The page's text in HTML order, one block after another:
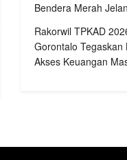
Bendera Merah
Rakorwil TPKAD
Gorontalo
Akses Keuangan